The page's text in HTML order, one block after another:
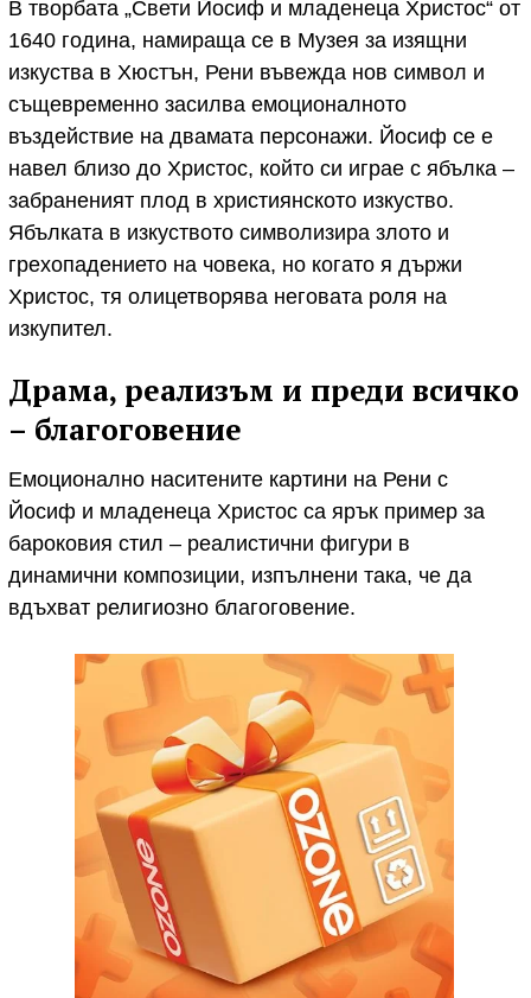
В творбата „Свети Йосиф и младенеца Христос“ от
1640 година, намираща се в Музея за изящни
изкуства в Хюстън, Рени въвежда нов символ и
същевременно засилва емоционалното
въздействие на двамата персонажи. Йосиф се е
навел близо до Христос, който си играе с ябълка –
забраненият плод в християнското изкуство.
Ябълката в изкуството символизира злото и
грехопадението на човека, но когато я държи
Христос, тя олицетворява неговата роля на
изкупител.
Драма, реализъм и преди всичко
– благоговение
Емоционално наситените картини на Рени с
Йосиф и младенеца Христос са ярък пример за
бароковия стил – реалистични фигури в
динамични композиции, изпълнени така, че да
вдъхват религиозно благоговение.